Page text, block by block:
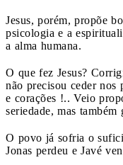
Jesus, porém, propõe
psicologia e a
a alma humana.
O que fez Jesus?
não precisou ceder nos
e corações !.. Veio
seriedade, mas
O povo já sofria o
Jonas perdeu e Javé